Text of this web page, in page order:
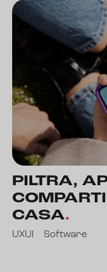
PILTRA,
CASA.
UXUI Software